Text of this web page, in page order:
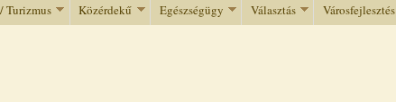
Turizmus Közérdekű Egészségügy Választás Városfejlesztés